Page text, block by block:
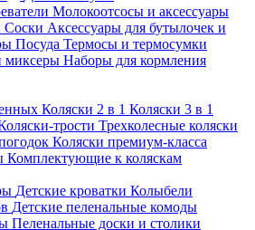
Молокоотсосы и аксессуары
Соски Аксессуары для бутылочек и
Посуда Термосы и термосумки
миксеры Наборы для кормления
Коляски 2 в 1 Коляски 3 в 1
трости Трехколесные коляски
Коляски премиум-класса
Комплектующие к коляскам
Детские кроватки Колыбели
Детские пеленальные комоды
Пеленальные доски и столики